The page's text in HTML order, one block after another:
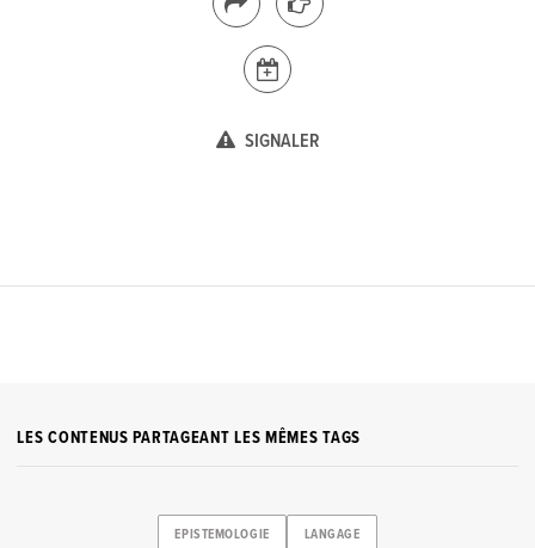
SIGNALER
LES CONTENUS PARTAGEANT LES MÊMES TAGS
EPISTEMOLOGIE LANGAGE